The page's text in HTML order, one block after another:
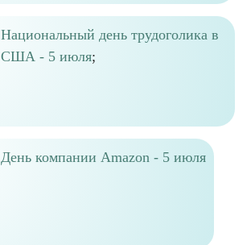
Национальный день трудоголика в
США - 5 июля;
День компании Amazon - 5 июля